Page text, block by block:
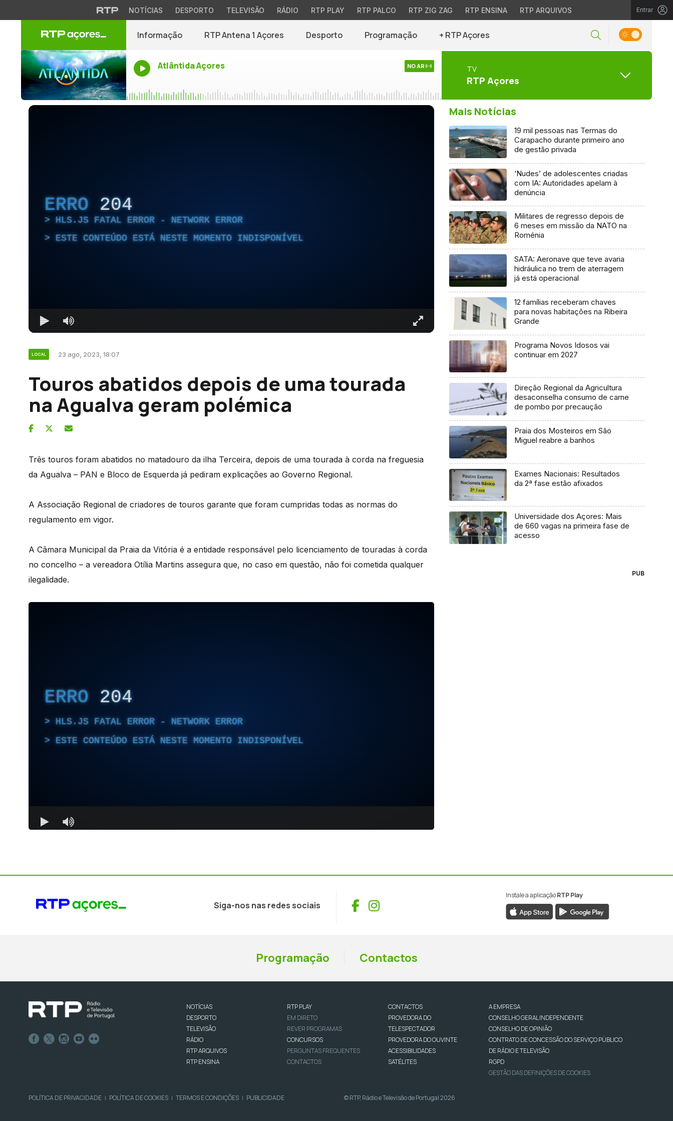
NOTÍCIAS DESPORTO TELEVISÃO RÁDIO RTP PLAY RTP PALCO RTP ZIG ZAG RTP ENSINA RTP ARQUIVOS Entrar
Informação RTP Antena 1 Açores Desporto Programação + RTP Açores
Atlântida Açores NO AR TV
RTP Açores
ERRO 204
HLS.JS FATAL ERROR - NETWORK ERROR
ESTE CONTEÚDO ESTÁ NESTE MOMENTO INDISPONÍVEL
LOCAL 23 ago, 2023, 18:07
Touros abatidos depois de uma tourada
na Agualva geram polémica
Três touros foram abatidos no matadouro da ilha Terceira, depois de uma tourada à corda na freguesia
da Agualva – PAN e Bloco de Esquerda já pediram explicações ao Governo Regional.
A Associação Regional de criadores de touros garante que foram cumpridas todas as normas do
regulamento em vigor.
A Câmara Municipal da Praia da Vitória é a entidade responsável pelo licenciamento de touradas à corda
no concelho – a vereadora Otília Martins assegura que, no caso em questão, não foi cometida qualquer
ilegalidade.
Mais Notícias
19 mil pessoas nas Termas do
Carapacho durante primeiro ano
de gestão privada
‘Nudes’ de adolescentes criadas
com IA: Autoridades apelam à
denúncia
Militares de regresso depois de
6 meses em missão da NATO na
Roménia
SATA: Aeronave que teve avaria
hidráulica no trem de aterragem
já está operacional
12 famílias receberam chaves
para novas habitações na Ribeira
Grande
Programa Novos Idosos vai
continuar em 2027
Direção Regional da Agricultura
desaconselha consumo de carne
de pombo por precaução
Praia dos Mosteiros em São
Miguel reabre a banhos
Exames Nacionais: Resultados
da 2ª fase estão afixados
Universidade dos Açores: Mais
de 660 vagas na primeira fase de
acesso
PUB
Siga-nos nas redes sociais Facebook
Instagram
Instale a aplicaçãoRTP Play
Programação Contactos
NOTÍCIAS
DESPORTO
TELEVISÃO
RÁDIO
RTP ARQUIVOS
RTP ENSINA
RTP PLAY
EM DIRETO
REVER PROGRAMAS
CONCURSOS
PERGUNTAS FREQUENTES
CONTACTOS
CONTACTOS
PROVEDORA DO
TELESPECTADOR
PROVEDORA DO OUVINTE
ACESSIBILIDADES
SATÉLITES
A EMPRESA
CONSELHO GERAL INDEPENDENTE
CONSELHO DE OPINIÃO
CONTRATO DE CONCESSÃO DO SERVIÇO PÚBLICO
DE RÁDIO E TELEVISÃO
RGPD
GESTÃO DAS DEFINIÇÕES DE COOKIES
POLÍTICA DE PRIVACIDADE | POLÍTICA DE COOKIES | TERMOS E CONDIÇÕES | PUBLICIDADE © RTP, Rádio e Televisão de Portugal 2026